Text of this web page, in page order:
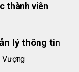
thành viên
lý thông tin
Vượng